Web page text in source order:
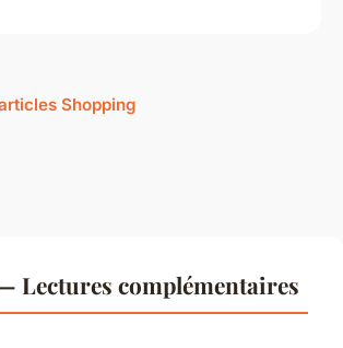
Shopping
Lectures complémentaires